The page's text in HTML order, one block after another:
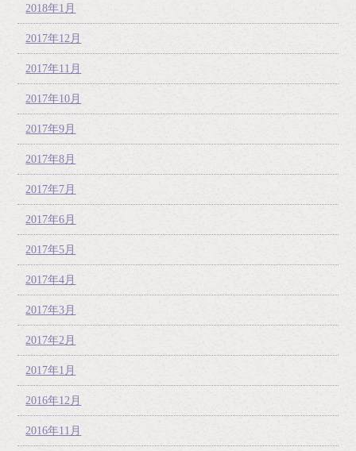
2018年1月
2017年12月
2017年11月
2017年10月
2017年9月
2017年8月
2017年7月
2017年6月
2017年5月
2017年4月
2017年3月
2017年2月
2017年1月
2016年12月
2016年11月